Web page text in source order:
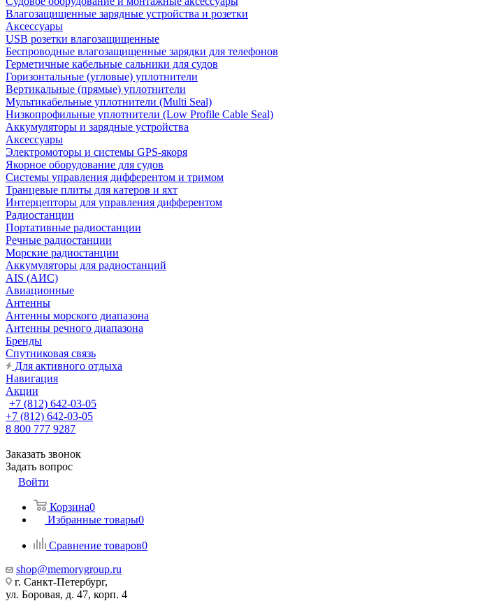
Влагозащищенные зарядные устройства и розетки
Аксессуары
USB розетки влагозащищенные
Беспроводные влагозащищенные зарядки для телефонов
Герметичные кабельные сальники для судов
Горизонтальные (угловые) уплотнители
Вертикальные (прямые) уплотнители
Мультикабельные уплотнители (Multi Seal)
Низкопрофильные уплотнители (Low Profile Cable Seal)
Аккумуляторы и зарядные устройства
Аксессуары
Электромоторы и системы GPS-якоря
Якорное оборудование для судов
Системы управления дифферентом и тримом
Транцевые плиты для катеров и яхт
Интерцепторы для управления дифферентом
Радиостанции
Портативные радиостанции
Речные радиостанции
Морские радиостанции
Аккумуляторы для радиостанций
AIS (АИС)
Авиационные
Антенны
Антенны морского диапазона
Антенны речного диапазона
Бренды
Спутниковая связь
Для активного отдыха
Навигация
Акции
+7 (812) 642-03-05
+7 (812) 642-03-05
8 800 777 9287
Заказать звонок
Задать вопрос
Войти
Корзина0
Избранные товары0
Сравнение товаров0
shop@memorygroup.ru
г. Санкт-Петербург,
ул. Боровая, д. 47, корп. 4